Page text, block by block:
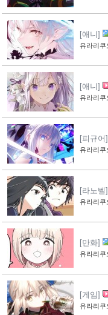
[애니]
이션
유라리쿠
[애니]
계 생
유라리쿠
[피규어]
페이
유라리쿠
[라노벨]
표지
유라리쿠
[만화]
메이
유라리쿠
[게임]
영상
유라리쿠